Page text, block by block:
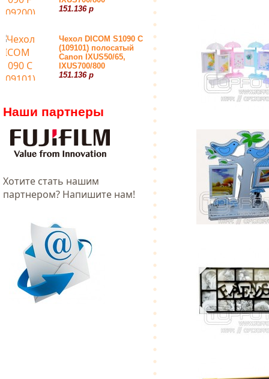
151.136 р
Чехол DICOM S1090 С
(109101) полосатый
Canon IXUS50/65,
IXUS700/800
151.136 р
Наши партнеры
Хотитe стать нашим
партнером? Напишите нам!